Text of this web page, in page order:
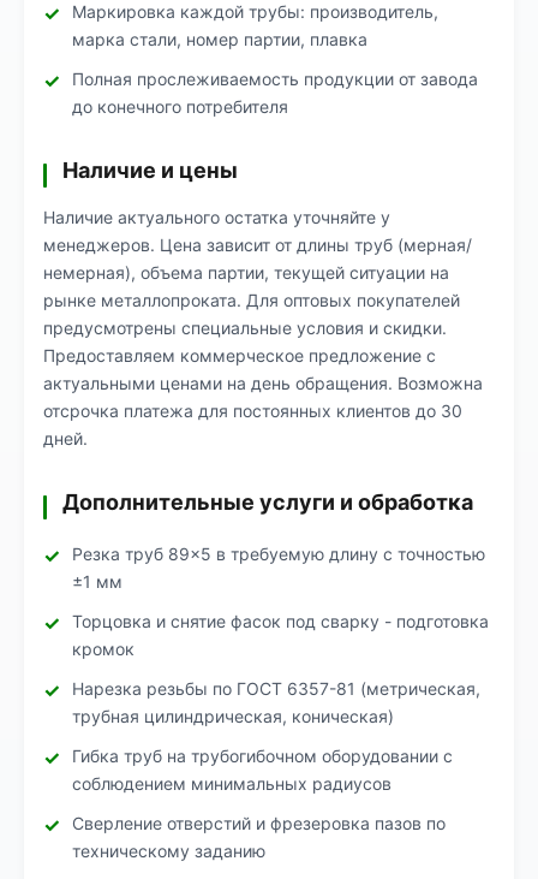
Маркировка каждой трубы: производитель,
марка стали, номер партии, плавка
Полная прослеживаемость продукции от завода
до конечного потребителя
Наличие и цены
Наличие актуального остатка уточняйте у
менеджеров. Цена зависит от длины труб (мерная/
немерная), объема партии, текущей ситуации на
рынке металлопроката. Для оптовых покупателей
предусмотрены специальные условия и скидки.
Предоставляем коммерческое предложение с
актуальными ценами на день обращения. Возможна
отсрочка платежа для постоянных клиентов до 30
дней.
Дополнительные услуги и обработка
Резка труб 89×5 в требуемую длину с точностью
±1 мм
Торцовка и снятие фасок под сварку - подготовка
кромок
Нарезка резьбы по ГОСТ 6357-81 (метрическая,
трубная цилиндрическая, коническая)
Гибка труб на трубогибочном оборудовании с
соблюдением минимальных радиусов
Сверление отверстий и фрезеровка пазов по
техническому заданию